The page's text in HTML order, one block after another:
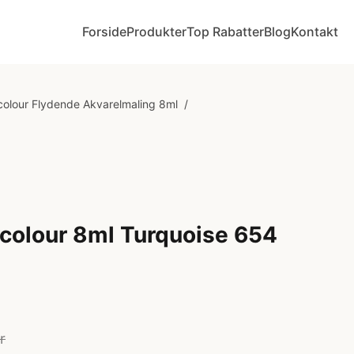
ForsideProdukterTop RabatterBlogKontakt
Flydende Akvarelmaling 8ml /
8ml Turquoise 654